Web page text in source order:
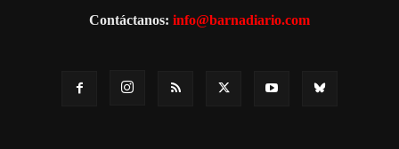
Contáctanos: info@barnadiario.com